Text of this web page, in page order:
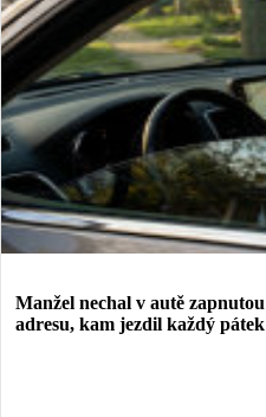
Manžel nechal v autě
adresu, kam jezdil každý pátek